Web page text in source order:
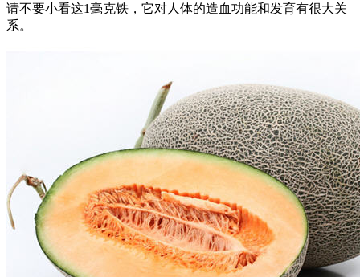
请不要小看这1毫克铁，它对人体的造血功能和发育有很大关
系。